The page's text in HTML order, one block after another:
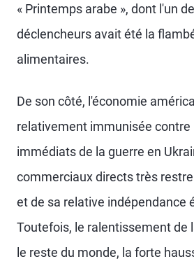
« Printemps arabe », dont l'un
déclencheurs avait été la
alimentaires.
De son côté, l'économie
relativement immunisée
immédiats de la guerre en
commerciaux directs très
et de sa relative indépendance
Toutefois, le ralentissement de
le reste du monde, la forte